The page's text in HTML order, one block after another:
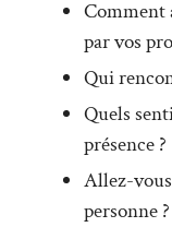
Comment
par vos
Qui
Quels
présence ?
Allez-
personne ?